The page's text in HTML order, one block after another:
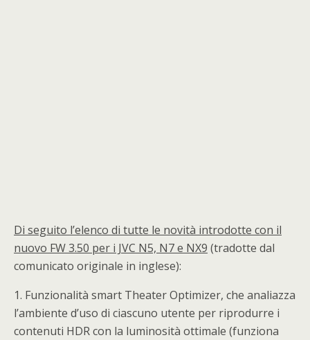
Di seguito l’elenco di tutte le novità introdotte con il
nuovo FW 3.50 per i JVC N5, N7 e NX9 (tradotte dal
comunicato originale in inglese):
1. Funzionalità smart Theater Optimizer, che analiazza
l’ambiente d’uso di ciascuno utente per riprodurre i
contenuti HDR con la luminosità ottimale (funziona